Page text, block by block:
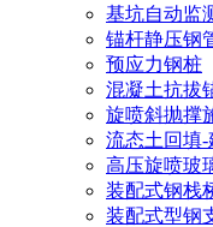
基坑自动监
锚杆静压钢
预应力钢桩
混凝土抗拔
旋喷斜抛撑
流态土回填
高压旋喷玻
装配式钢栈
装配式型钢